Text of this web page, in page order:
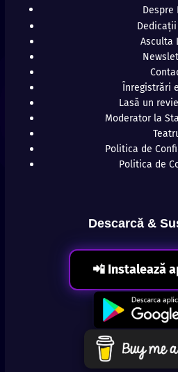
Despre
Dedicații
Asculta
Înregistrări
Lasă un
Moderator la
Politica de
Politica de
Descarcă &
📲 Instalează